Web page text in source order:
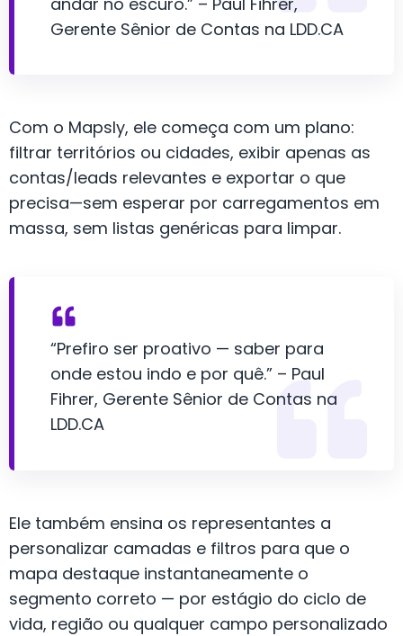
Gerente Sênior de Contas na LDD.CA
Com o Mapsly, ele começa com um plano:
filtrar territórios ou cidades, exibir apenas as
contas/leads relevantes e exportar o que
precisa—sem esperar por carregamentos em
massa, sem listas genéricas para limpar.
“Prefiro ser proativo — saber para
onde estou indo e por quê.” – Paul
Fihrer, Gerente Sênior de Contas na
LDD.CA
Ele também ensina os representantes a
personalizar camadas e filtros para que o
mapa destaque instantaneamente o
segmento correto — por estágio do ciclo de
vida, região ou qualquer campo personalizado